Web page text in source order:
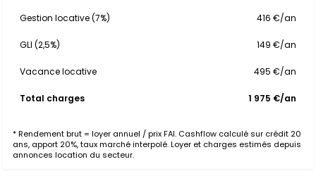
Gestion locative (7%) 416 €/an
GLI (2,5%) 149 €/an
Vacance locative 495 €/an
Total charges 1 975 €/an
* Rendement brut = loyer annuel / prix FAI. Cashflow calculé sur crédit 20
ans, apport 20%, taux marché interpolé. Loyer et charges estimés depuis
annonces location du secteur.